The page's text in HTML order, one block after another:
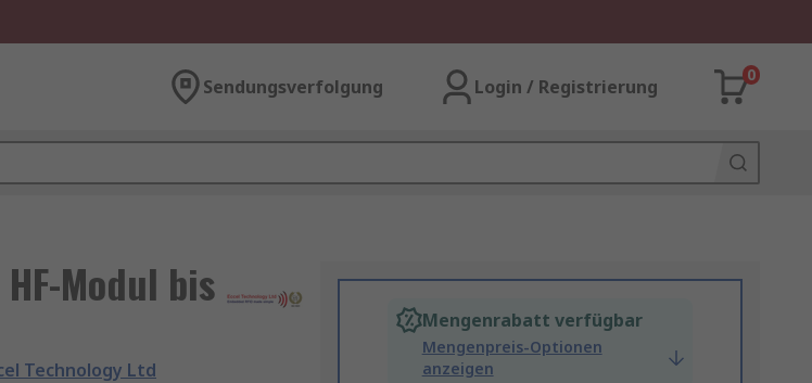
Sendungsverfolgung Login / Registrierung
0
Modul bis
Technology Ltd
Mengenrabatt verfügbar
Mengenpreis-Optionen
anzeigen